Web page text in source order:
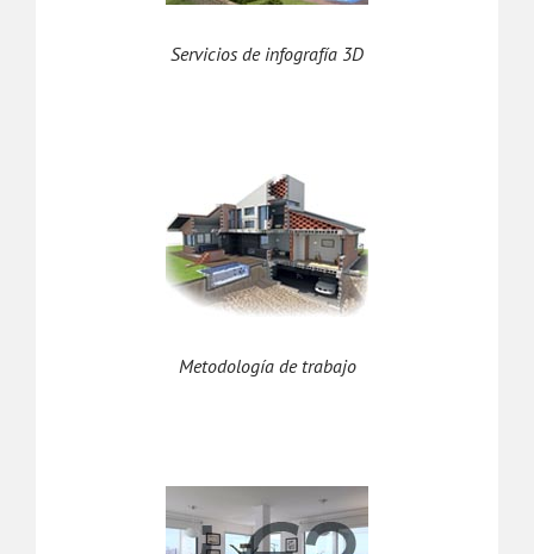
Servicios de infografía 3D
Metodología de trabajo